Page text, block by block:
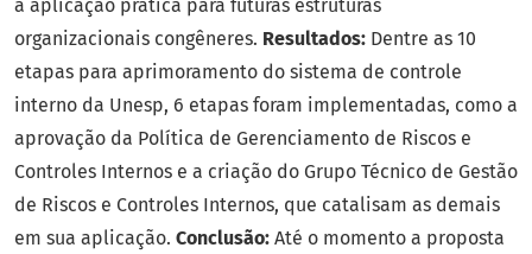
a aplicação prática para futuras estruturas
organizacionais congêneres. Resultados: Dentre as 10
etapas para aprimoramento do sistema de controle
interno da Unesp, 6 etapas foram implementadas, como a
aprovação da Política de Gerenciamento de Riscos e
Controles Internos e a criação do Grupo Técnico de Gestão
de Riscos e Controles Internos, que catalisam as demais
em sua aplicação. Conclusão: Até o momento a proposta